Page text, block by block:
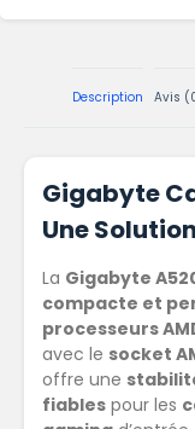
Description Avis
Gigabyte
Une
La Gigabyte
compacte et
processeurs
avec le socket
offre une
fiables pour les